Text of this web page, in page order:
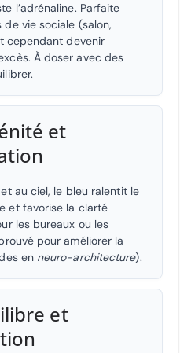
l’adrénaline. Parfaite
vie sociale (salon,
cependant devenir
À doser avec des
et
au ciel, le bleu ralentit le
et favorise la clarté
les bureaux ou les
pour améliorer la
en neuro-architecture).
et